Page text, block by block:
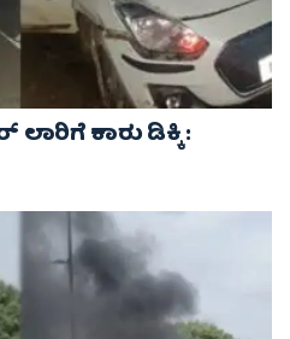
ಕಾರು ಡಿಕ್ಕಿ :